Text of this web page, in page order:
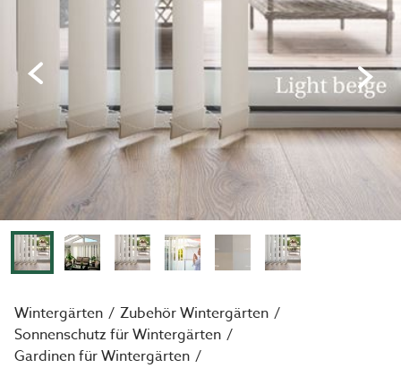
Wintergärten
Zubehör Wintergärten
Sonnenschutz für Wintergärten
Gardinen für Wintergärten